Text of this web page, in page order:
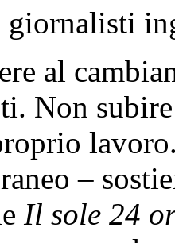
al
Non
–
Il sole 24